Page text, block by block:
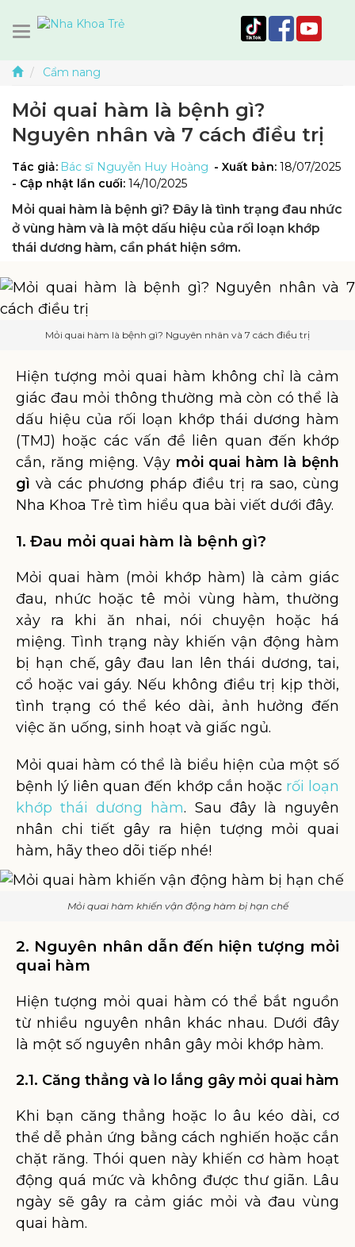
Cẩm nang
Mỏi quai hàm là bệnh gì?
Nguyên nhân và 7 cách điều trị
Tác giả: Bác sĩ Nguyễn Huy Hoàng - Xuất bản: 18/07/2025
- Cập nhật lần cuối: 14/10/2025
Mỏi quai hàm là bệnh gì? Đây là tình trạng đau nhức
ở vùng hàm và là một dấu hiệu của rối loạn khớp
thái dương hàm, cần phát hiện sớm.
Mỏi quai hàm là bệnh gì? Nguyên nhân và 7 cách điều trị
Hiện tượng mỏi quai hàm không chỉ là cảm
giác đau mỏi thông thường mà còn có thể là
dấu hiệu của rối loạn khớp thái dương hàm
(TMJ) hoặc các vấn đề liên quan đến khớp
cắn, răng miệng. Vậy mỏi quai hàm là bệnh
gì và các phương pháp điều trị ra sao, cùng
Nha Khoa Trẻ tìm hiểu qua bài viết dưới đây.
1. Đau mỏi quai hàm là bệnh gì?
Mỏi quai hàm (mỏi khớp hàm) là cảm giác
đau, nhức hoặc tê mỏi vùng hàm, thường
xảy ra khi ăn nhai, nói chuyện hoặc há
miệng. Tình trạng này khiến vận động hàm
bị hạn chế, gây đau lan lên thái dương, tai,
cổ hoặc vai gáy. Nếu không điều trị kịp thời,
tình trạng có thể kéo dài, ảnh hưởng đến
việc ăn uống, sinh hoạt và giấc ngủ.
Mỏi quai hàm có thể là biểu hiện của một số
bệnh lý liên quan đến khớp cắn hoặc rối loạn
khớp thái dương hàm. Sau đây là nguyên
nhân chi tiết gây ra hiện tượng mỏi quai
hàm, hãy theo dõi tiếp nhé!
Mỏi quai hàm khiến vận động hàm bị hạn chế
2. Nguyên nhân dẫn đến hiện tượng mỏi
quai hàm
Hiện tượng mỏi quai hàm có thể bắt nguồn
từ nhiều nguyên nhân khác nhau. Dưới đây
là một số nguyên nhân gây mỏi khớp hàm.
2.1. Căng thẳng và lo lắng gây mỏi quai hàm
Khi bạn căng thẳng hoặc lo âu kéo dài, cơ
thể dễ phản ứng bằng cách nghiến hoặc cắn
chặt răng. Thói quen này khiến cơ hàm hoạt
động quá mức và không được thư giãn. Lâu
ngày sẽ gây ra cảm giác mỏi và đau vùng
quai hàm.